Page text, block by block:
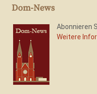
Dom-News
Abonnieren
Weitere